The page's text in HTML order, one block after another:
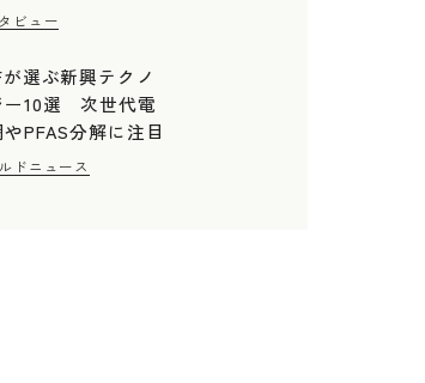
ビュー
が選ぶ新興テクノ
ー10選 次世代電
PFAS分解に注目
ドニュース